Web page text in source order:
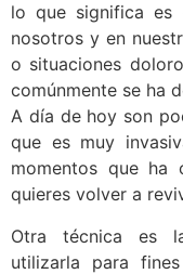
lo que significa es
nosotros y en
o situaciones
comúnmente se ha
A día de hoy son
que es muy
momentos que ha
quieres volver a
Otra técnica es
utilizarla para